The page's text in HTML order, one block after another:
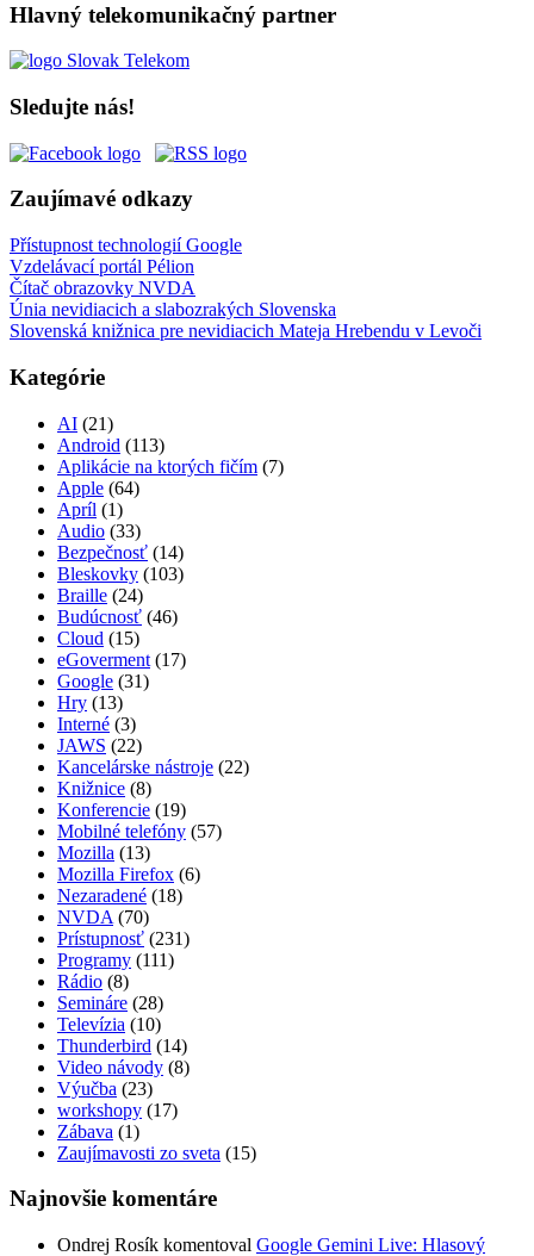
Hlavný telekomunikačný partner
Sledujte nás!
Zaujímavé odkazy
Přístupnost technologií Google
Vzdelávací portál Pélion
Čítač obrazovky NVDA
Únia nevidiacich a slabozrakých Slovenska
Slovenská knižnica pre nevidiacich Mateja Hrebendu v Levoči
Kategórie
AI (21)
Android (113)
Aplikácie na ktorých fičím (7)
Apple (64)
Apríl (1)
Audio (33)
Bezpečnosť (14)
Bleskovky (103)
Braille (24)
Budúcnosť (46)
Cloud (15)
eGoverment (17)
Google (31)
Hry (13)
Interné (3)
JAWS (22)
Kancelárske nástroje (22)
Knižnice (8)
Konferencie (19)
Mobilné telefóny (57)
Mozilla (13)
Mozilla Firefox (6)
Nezaradené (18)
NVDA (70)
Prístupnosť (231)
Programy (111)
Rádio (8)
Semináre (28)
Televízia (10)
Thunderbird (14)
Video návody (8)
Výučba (23)
workshopy (17)
Zábava (1)
Zaujímavosti zo sveta (15)
Najnovšie komentáre
Ondrej Rosík komentoval Google Gemini Live: Hlasový